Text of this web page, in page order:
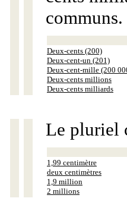
communs.
Deux-cents (200)
Deux-cent-un (201)
Deux-cent-mille (200
Deux-cents millions
Deux-cents milliards
Le pluriel
1,99 centimètre
deux centimètres
1,9 million
2 millions